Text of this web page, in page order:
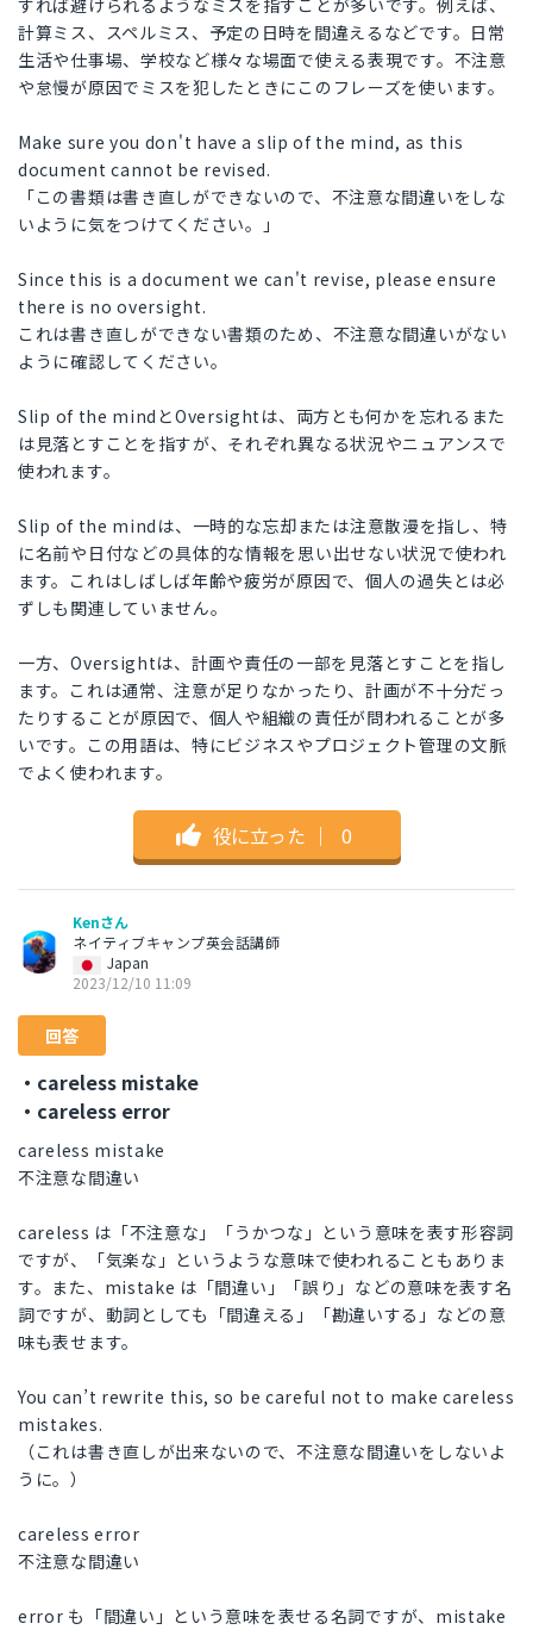
すれば避けられるようなミスを指すことが多いです。例えば、
計算ミス、スペルミス、予定の日時を間違えるなどです。日常
生活や仕事場、学校など様々な場面で使える表現です。不注意
や怠慢が原因でミスを犯したときにこのフレーズを使います。
Make sure you don't have a slip of the mind, as this
document cannot be revised.
「この書類は書き直しができないので、不注意な間違いをしな
いように気をつけてください。」
Since this is a document we can't revise, please ensure
there is no oversight.
これは書き直しができない書類のため、不注意な間違いがない
ように確認してください。
Slip of the mindとOversightは、両方とも何かを忘れるまた
は見落とすことを指すが、それぞれ異なる状況やニュアンスで
使われます。
Slip of the mindは、一時的な忘却または注意散漫を指し、特
に名前や日付などの具体的な情報を思い出せない状況で使われ
ます。これはしばしば年齢や疲労が原因で、個人の過失とは必
ずしも関連していません。
一方、Oversightは、計画や責任の一部を見落とすことを指し
ます。これは通常、注意が足りなかったり、計画が不十分だっ
たりすることが原因で、個人や組織の責任が問われることが多
いです。この用語は、特にビジネスやプロジェクト管理の文脈
でよく使われます。
役に立った ｜ 0
Kenさん
ネイティブキャンプ英会話講師
Japan
2023/12/10 11:09
回答
・careless mistake
・careless error
careless mistake
不注意な間違い
careless は「不注意な」「うかつな」という意味を表す形容詞
ですが、「気楽な」というような意味で使われることもありま
す。また、mistake は「間違い」「誤り」などの意味を表す名
詞ですが、動詞としても「間違える」「勘違いする」などの意
味も表せます。
You can’t rewrite this, so be careful not to make careless
mistakes.
（これは書き直しが出来ないので、不注意な間違いをしないよ
うに。）
careless error
不注意な間違い
error も「間違い」という意味を表せる名詞ですが、mistake